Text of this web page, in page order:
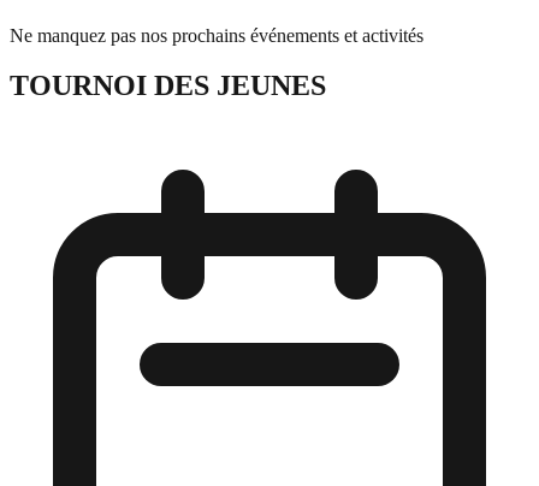
Ne manquez pas nos prochains événements et activités
TOURNOI DES JEUNES